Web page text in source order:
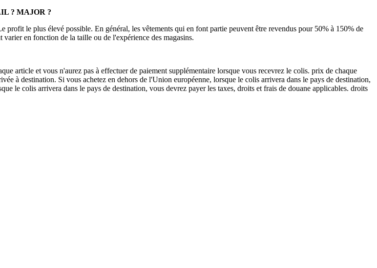
? MAJOR ?
le plus élevé possible. En général, les vêtements qui en font partie peuvent être revendus pour 50% à 150% de
en fonction de la taille ou de l'expérience des magasins.
article et vous n'aurez pas à effectuer de paiement supplémentaire lorsque vous recevrez le colis. prix de chaque
à destination. Si vous achetez en dehors de l'Union européenne, lorsque le colis arrivera dans le pays de destination,
le colis arrivera dans le pays de destination, vous devrez payer les taxes, droits et frais de douane applicables. droits